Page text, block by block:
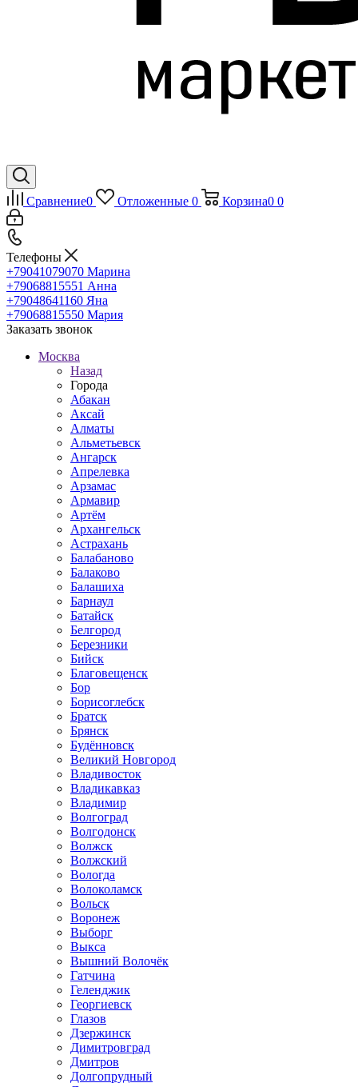
Сравнение0 Отложенные 0 Корзина0 0
Телефоны
+79041079070 Марина
+79068815551 Анна
+79048641160 Яна
+79068815550 Мария
Заказать звонок
Москва
Назад
Города
Абакан
Аксай
Алматы
Альметьевск
Ангарск
Апрелевка
Арзамас
Армавир
Артём
Архангельск
Астрахань
Балабаново
Балаково
Балашиха
Барнаул
Батайск
Белгород
Березники
Бийск
Благовещенск
Бор
Борисоглебск
Братск
Брянск
Будённовск
Великий Новгород
Владивосток
Владикавказ
Владимир
Волгоград
Волгодонск
Волжск
Волжский
Вологда
Волоколамск
Вольск
Воронеж
Выборг
Выкса
Вышний Волочёк
Гатчина
Геленджик
Георгиевск
Глазов
Дзержинск
Димитровград
Дмитров
Долгопрудный